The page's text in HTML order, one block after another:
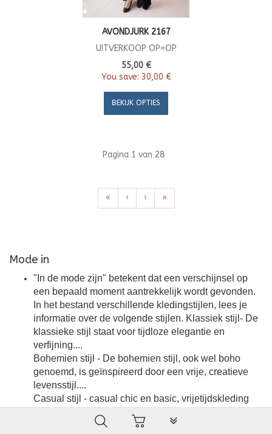
AVONDJURK 2167
UITVERKOOP OP=OP
55,00 €
You save: 30,00 €
BEKIJK OPTIES
Pagina 1 van 28
« ‹ › »
Mode in
"In de mode zijn" betekent dat een verschijnsel op
een bepaald moment aantrekkelijk wordt gevonden.
In het bestand verschillende kledingstijlen, lees je
informatie over de volgende stijlen. Klassiek stijl- De
klassieke stijl staat voor tijdloze elegantie en
verfijning....
Bohemien stijl - De bohemien stijl, ook wel boho
genoemd, is geïnspireerd door een vrije, creatieve
levensstijl....
Casual stijl - casual chic en basic, vrijetijdskleding